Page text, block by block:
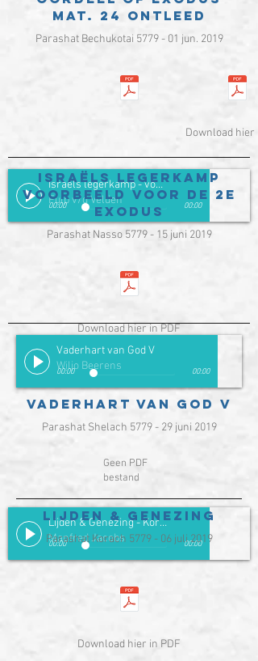
mat. 24 ontleed
Parashat Bechukotai 5779 - 01 jun. 2019
Download hier
Israëls legerkamp - voorbeeld voor de 2e Exodus
Fulp v/d Velden
00:00 00:00
Israëls legerkamp
voorbeeld voor de 2e
Exodus
Parashat Nasso 5779 - 15 juni 2019
Download hier in PDF
Vaderhart van God V
Wiljo Beerens
00:00 00:00
Vaderhart van God V
Parashat Shelach 5779 - 29 juni 2019
Geen PDF
bestand
Lijden & Genezing - Korach 5779
Manfred Jacobs
00:00 00:00
Lijden & Genezing
Parashat Korach 5779 - 06 juli 2019
Download hier in PDF